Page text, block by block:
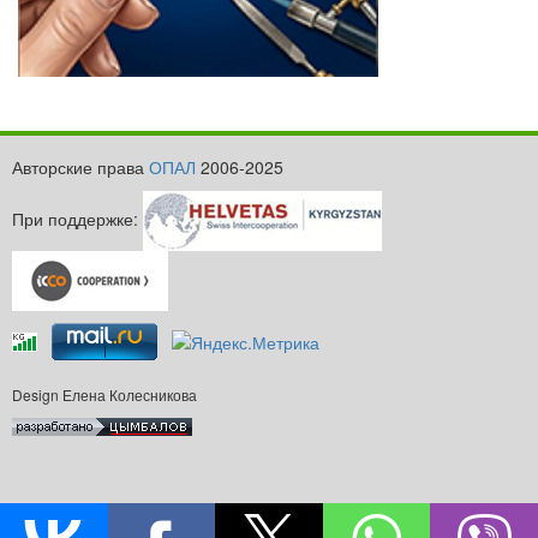
Авторские права ОПАЛ 2006-2025
При поддержке:
Design Елена Колесникова